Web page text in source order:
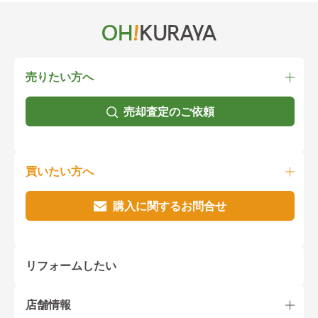
売りたい方へ
売却査定のご依頼
買いたい方へ
購入に関するお問合せ
リフォームしたい
店舗情報